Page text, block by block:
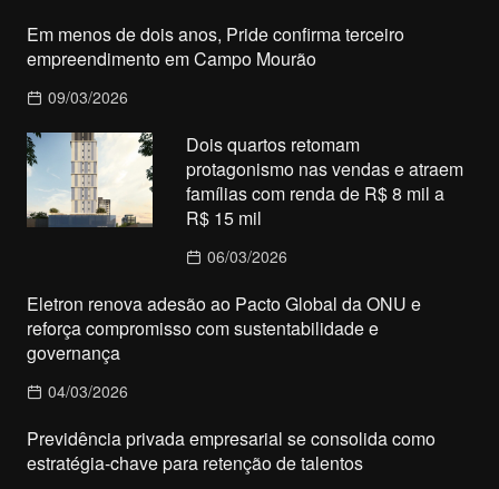
Em menos de dois anos, Pride confirma terceiro
empreendimento em Campo Mourão
09/03/2026
Dois quartos retomam
protagonismo nas vendas e atraem
famílias com renda de R$ 8 mil a
R$ 15 mil
06/03/2026
Eletron renova adesão ao Pacto Global da ONU e
reforça compromisso com sustentabilidade e
governança
04/03/2026
Previdência privada empresarial se consolida como
estratégia-chave para retenção de talentos